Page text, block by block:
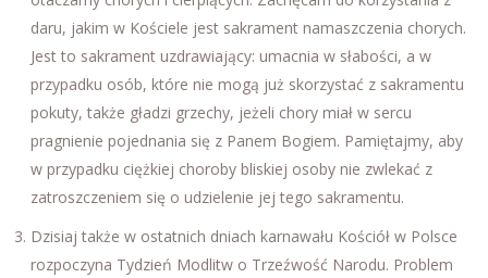
daru, jakim w Kościele jest sakrament namaszczenia chorych.
Jest to sakrament uzdrawiający: umacnia w słabości, a w
przypadku osób, które nie mogą już skorzystać z sakramentu
pokuty, także gładzi grzechy, jeżeli chory miał w sercu
pragnienie pojednania się z Panem Bogiem. Pamiętajmy, aby
w przypadku ciężkiej choroby bliskiej osoby nie zwlekać z
zatroszczeniem się o udzielenie jej tego sakramentu.
Dzisiaj także w ostatnich dniach karnawału Kościół w Polsce
rozpoczyna Tydzień Modlitw o Trzeźwość Narodu. Problem